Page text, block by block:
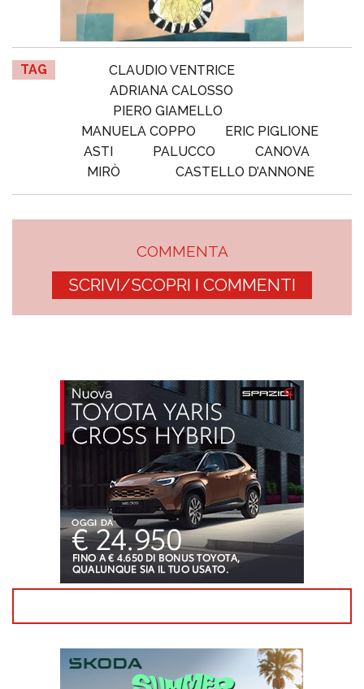
TAG
CLAUDIO VENTRICE
ADRIANA CALOSSO
PIERO GIAMELLO
MANUELA COPPO
ERIC PIGLIONE
ASTI
PALUCCO
CANOVA
MIRÒ
CASTELLO D’ANNONE
COMMENTA
SCRIVI/SCOPRI I COMMENTI